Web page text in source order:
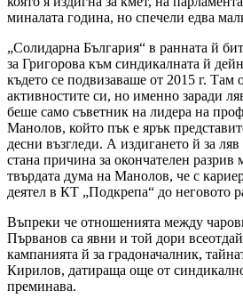
миналата година, но спечели едва
„Солидарна България“ в ранната й
за Григорова към синдикалната й
където се подвизаваше от 2015 г. Там
активностите си, но именно заради
беше само съветник на лидера на
Манолов, който пък е ярък
десни възгледи. А издигането й за
стана причина за окончателен разрив
твърдата дума на Манолов, че с
деятел в КТ „Подкрепа“ до неговото
Въпреки че отношенията между
Първанов са явни и той дори
кампанията й за градоначалник,
Кирилов, датираща още от
преминава.